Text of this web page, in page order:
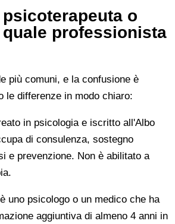
o
professionista
più comuni, e la confusione è
le differenze in modo chiaro:
in psicologia e iscritto all'Albo
di consulenza, sostegno
e prevenzione. Non è abilitato a
uno psicologo o un medico che ha
aggiuntiva di almeno 4 anni in